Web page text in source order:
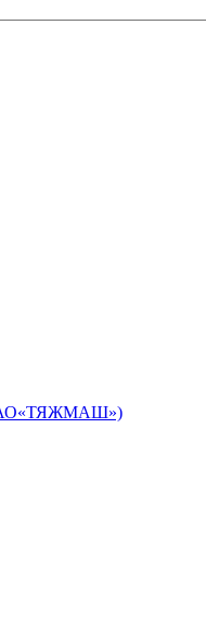
АО«ТЯЖМАШ»)